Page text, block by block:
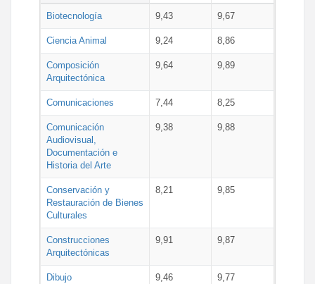
Biotecnología 9,43 9,67
Ciencia Animal 9,24 8,86
Composición
Arquitectónica
9,64 9,89
Comunicaciones 7,44 8,25
Comunicación
Audiovisual,
Documentación e
Historia del Arte
9,38 9,88
Conservación y
Restauración de Bienes
Culturales
8,21 9,85
Construcciones
Arquitectónicas
9,91 9,87
Dibujo 9,46 9,77